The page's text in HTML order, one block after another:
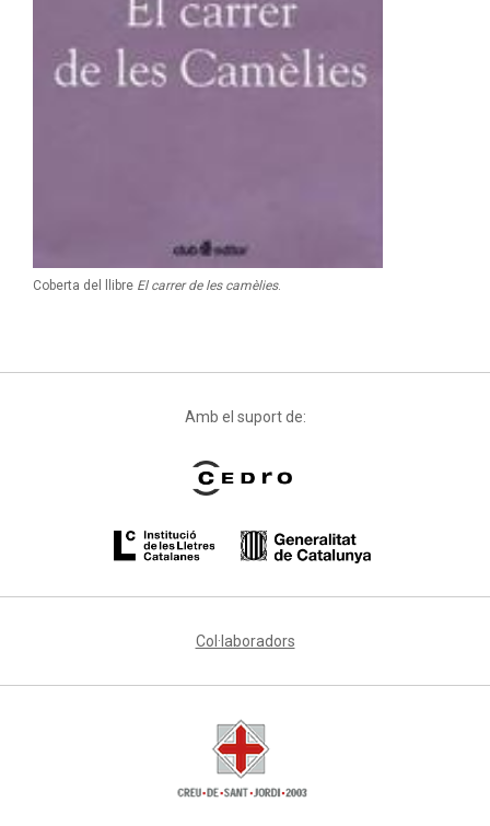
Coberta del llibre El carrer de les camèlies.
Amb el suport de:
Col·laboradors